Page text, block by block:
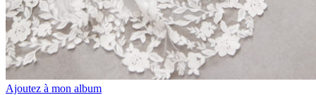
Ajoutez à mon album